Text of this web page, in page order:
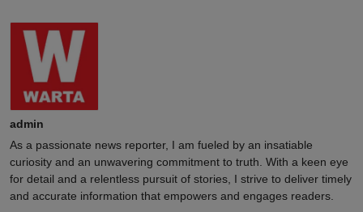
admin
As a passionate news reporter, I am fueled by an insatiable
curiosity and an unwavering commitment to truth. With a keen eye
for detail and a relentless pursuit of stories, I strive to deliver timely
and accurate information that empowers and engages readers.